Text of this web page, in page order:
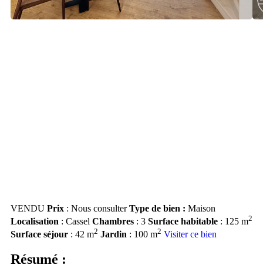
VENDU Prix : Nous consulter Type de bien : Maison
Localisation : Cassel Chambres : 3 Surface habitable : 125 m2
Surface séjour : 42 m2 Jardin : 100 m2 Visiter ce bien
Résumé :